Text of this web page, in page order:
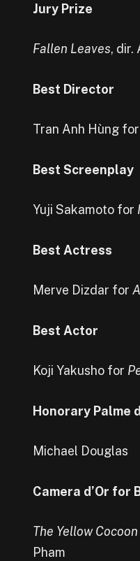
Jury Prize
Fallen Leaves, dir.
Best Director
Tran Anh Hùng for
Best Screenplay
Yuji Sakamoto for
Best Actress
Merve Dizdar for
Best Actor
Koji Yakusho for
Honorary Palme
Michael Douglas
Camera d’Or for
The Yellow
Pham